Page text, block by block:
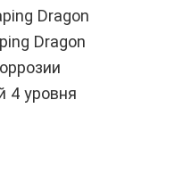
Dragon
Dragon
4 уровня